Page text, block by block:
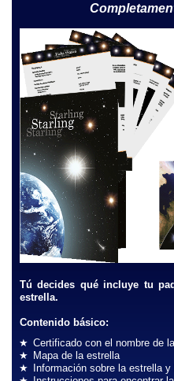
Tú decides qué incluye tu
estrella.
Contenido básico:
Certificado con el nombre de
Mapa de la estrella
Información sobre la estrella